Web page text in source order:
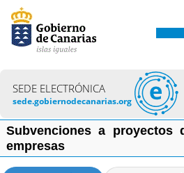
SEDE ELECTRÓNICA
sede.gobiernodecanarias.org
Subvenciones a proyectos
empresas